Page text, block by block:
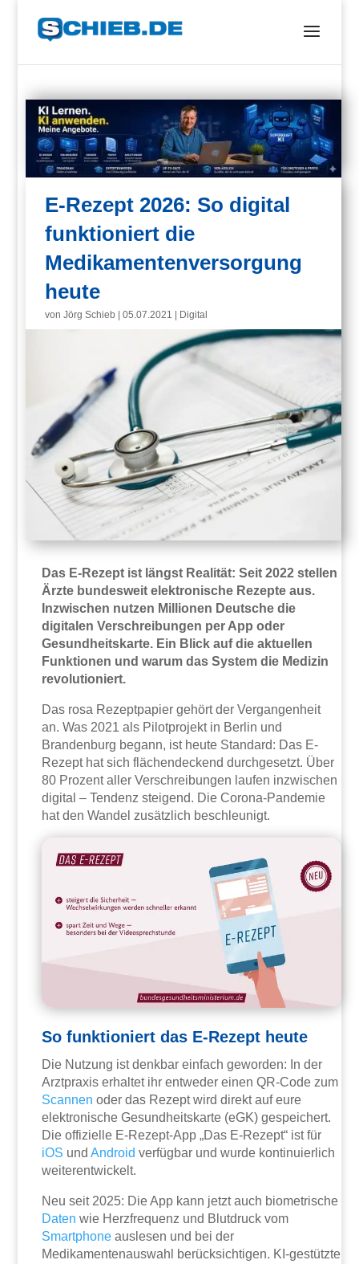
E-Rezept 2026: So digital
funktioniert die
Medikamentenversorgung
heute
vonJörg Schieb |05.07.2021 Digital
Das E-Rezept ist längst Realität: Seit 2022 stellen
Ärzte bundesweit elektronische Rezepte aus.
Inzwischen nutzen Millionen Deutsche die
digitalen Verschreibungen per App oder
Gesundheitskarte. Ein Blick auf die aktuellen
Funktionen und warum das System die Medizin
revolutioniert.
Das rosa Rezeptpapier gehört der Vergangenheit
an. Was 2021 als Pilotprojekt in Berlin und
Brandenburg begann, ist heute Standard: Das E-
Rezept hat sich flächendeckend durchgesetzt. Über
80 Prozent aller Verschreibungen laufen inzwischen
digital – Tendenz steigend. Die Corona-Pandemie
hat den Wandel zusätzlich beschleunigt.
So funktioniert das E-Rezept heute
Die Nutzung ist denkbar einfach geworden: In der
Arztpraxis erhaltet ihr entweder einen QR-Code zum
Scannen oder das Rezept wird direkt auf eure
elektronische Gesundheitskarte (eGK) gespeichert.
Die offizielle E-Rezept-App „Das E-Rezept“ ist für
iOS undAndroid verfügbar und wurde kontinuierlich
weiterentwickelt.
Neu seit 2025: Die App kann jetzt auch biometrische
Daten wie Herzfrequenz und Blutdruck vom
Smartphone auslesen und bei der
Medikamentenauswahl berücksichtigen. KI-gestützte